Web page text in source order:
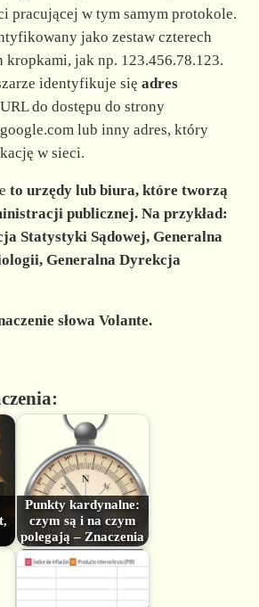
pracującej w tym samym protokole.
jako zestaw czterech
jak np. 123.456.78.123.
identyfikuje się adres
do dostępu do strony
lub inny adres, który
w sieci.
to urzędy lub biura, które tworzą
publicznej. Na przykład:
Statystyki Sądowej, Generalna
Generalna Dyrekcja
słowa Volante.
Punkty kardynalne:
czym są i na czym
polegają – Znaczenia